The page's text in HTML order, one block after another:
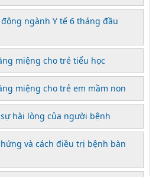
ngành Y tế 6 tháng đầu
miệng cho trẻ tiểu học
miệng cho trẻ em mầm non
hài lòng của người bệnh
và cách điều trị bệnh bàn